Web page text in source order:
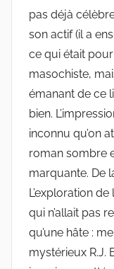
pas déjà
son actif (il a
ce qui était
masochiste,
émanant de ce
bien.
inconnu qu’on
roman sombre
marquante. De
L’exploration
qui n’allait pas
qu’une hâte :
mystérieux R.J.